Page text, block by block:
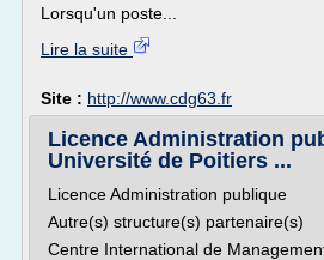
Lorsqu'un poste...
Lire la suite
Site : http://www.cdg63.fr
Licence Administration
Université de Poitiers ...
Licence Administration publique
Autre(s) structure(s) partenaire(s)
Centre International de